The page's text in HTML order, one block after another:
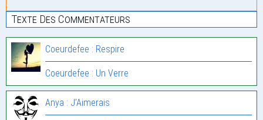
Texte Des Commentateurs
Coeurdefee : Respire
Coeurdefee : Un Verre
Anya : J’Aimerais